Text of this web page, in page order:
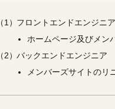
（1） フロントエンドエンジニア
ホームページ及びメン
（2）バックエンドエンジニア
メンバーズサイトのリ